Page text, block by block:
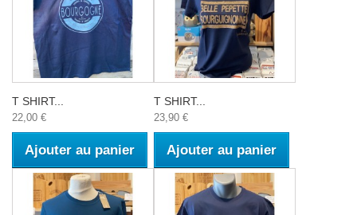
T SHIRT...
22,00 €
Ajouter au panier
T SHIRT...
23,90 €
Ajouter au panier